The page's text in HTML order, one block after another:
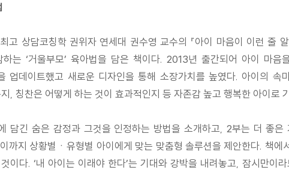
상담코칭학 권위자 연세대 권수영 교수의 『아이 마음이 이런 줄
는 ‘거울부모’ 육아법을 담은 책이다. 2013년 출간되어 아이 마음
업데이트했고 새로운 디자인을 통해 소장가치를 높였다. 아이의
, 칭찬은 어떻게 하는 것이 효과적인지 등 자존감 높고 행복한 아이로
담긴 숨은 감정과 그것을 인정하는 방법을 소개하고, 2부는 더 좋
까지 상황별ㆍ유형별 아이에게 맞는 맞춤형 솔루션을 제안한다. 책
이다. ‘내 아이는 이래야 한다’는 기대와 강박을 내려놓고, 잠시만이